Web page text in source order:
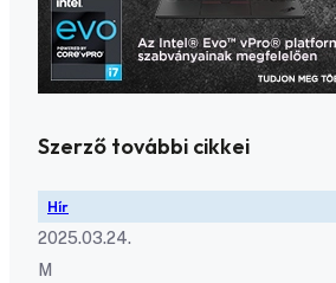
Szerző további cikkei
Hír
2025.03.24.
M